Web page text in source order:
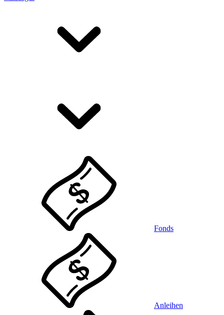
Fonds
Anleihen